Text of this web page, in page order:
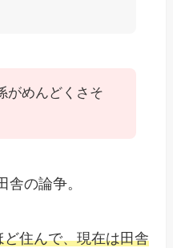
がめんどくさそ
舎の論争。
住んで、現在は田舎